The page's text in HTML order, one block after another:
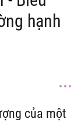
hạnh
của một